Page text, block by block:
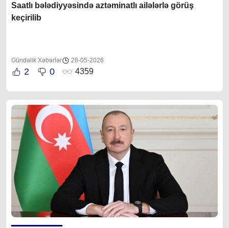
Saatlı bələdiyyəsində aztəminatlı ailələrlə görüş
keçirilib
Gündəlik Xəbərlər 28-05-2026
2 0 4359